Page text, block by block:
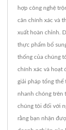
hợp công nghệ
cân chính xác và
xuất hoàn chỉnh.
thực phẩm bổ
thống của chúng
chính xác và hoạt
giải pháp tổng thể
nhanh chóng trên
chúng tôi đối với
rằng bạn nhận